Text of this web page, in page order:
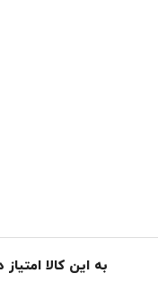
به این کالا